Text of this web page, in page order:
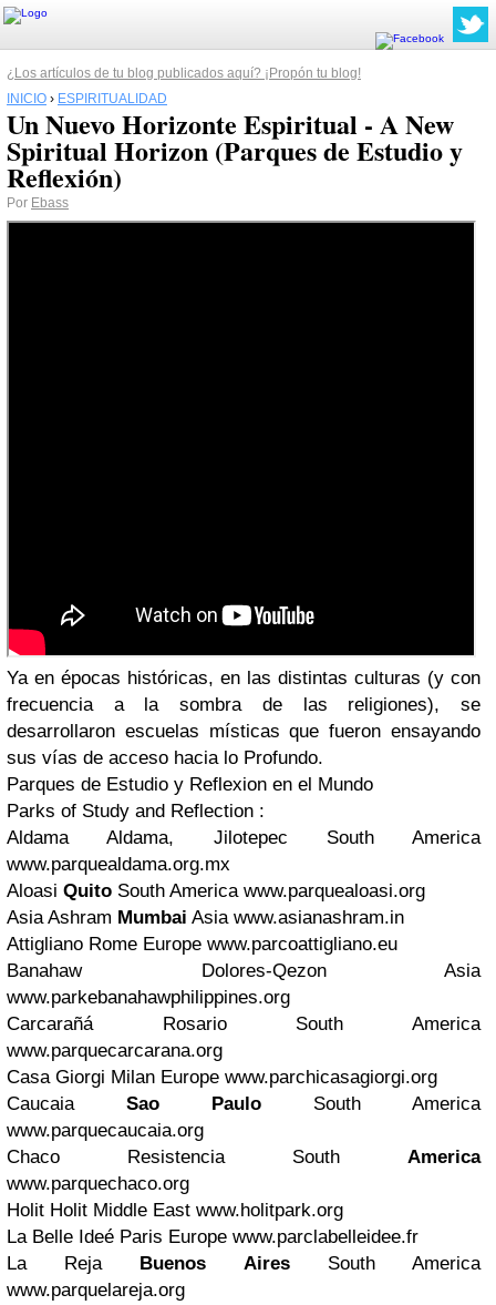
¿Los artículos de tu blog publicados aquí? ¡Propón tu blog!
INICIO › ESPIRITUALIDAD
Un Nuevo Horizonte Espiritual - A New
Spiritual Horizon (Parques de Estudio y
Reflexión)
Por Ebass
Ya en épocas históricas, en las distintas culturas (y con
frecuencia a la sombra de las religiones), se
desarrollaron escuelas místicas que fueron ensayando
sus vías de acceso hacia lo Profundo.
Parques de Estudio y Reflexion en el Mundo
Parks of Study and Reflection :
Aldama Aldama, Jilotepec South America
www.parquealdama.org.mx
Aloasi Quito South Americawww.parquealoasi.org
Asia Ashram Mumbai Asia www.asianashram.in
Attigliano Rome Europe www.parcoattigliano.eu
Banahaw Dolores-Qezon Asia
www.parkebanahawphilippines.org
Carcarañá Rosario South America
www.parquecarcarana.org
Casa Giorgi Milan Europe www.parchicasagiorgi.org
Caucaia Sao Paulo South America
www.parquecaucaia.org
Chaco Resistencia South America
www.parquechaco.org
Holit Holit Middle East www.holitpark.org
La Belle Ideé Paris Europe www.parclabelleidee.fr
La Reja Buenos AiresSouth America
www.parquelareja.org